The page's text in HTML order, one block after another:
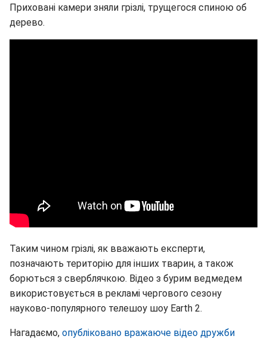
Приховані камери зняли грізлі, трущегося спиною об
дерево.
Таким чином грізлі, як вважають експерти,
позначають територію для інших тварин, а також
борються з сверблячкою. Відео з бурим ведмедем
використовується в рекламі чергового сезону
науково-популярного телешоу шоу Earth 2.
Нагадаємо, опубліковано вражаюче відео дружби